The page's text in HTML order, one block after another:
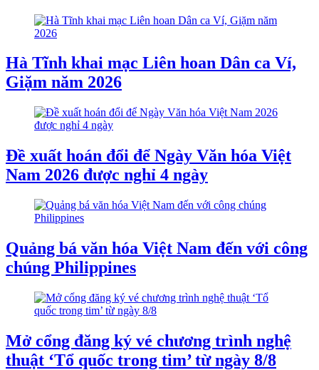
Hà Tĩnh khai mạc Liên hoan Dân ca Ví,
Giặm năm 2026
Đề xuất hoán đổi để Ngày Văn hóa Việt
Nam 2026 được nghỉ 4 ngày
Quảng bá văn hóa Việt Nam đến với công
chúng Philippines
Mở cổng đăng ký vé chương trình nghệ
thuật ‘Tổ quốc trong tim’ từ ngày 8/8